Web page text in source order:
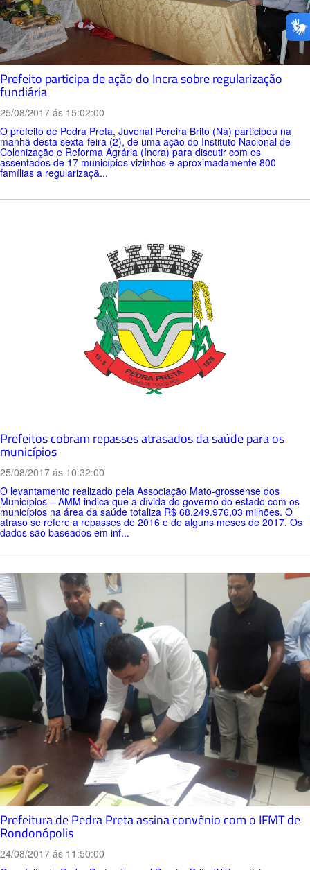
Prefeito participa de ação do Incra sobre regularização
fundiária
25/08/2017 ás 15:02:00
O prefeito de Pedra Preta, Juvenal Pereira Brito (Ná) participou na
manhã desta sexta-feira (2), de uma ação do Instituto Nacional de
Colonização e Reforma Agrária (Incra) para discutir com os
assentados de 17 municípios vizinhos e aproximadamente 800
famílias a regularizaç&...
Prefeitos cobram repasses atrasados da saúde para os
municípios
25/08/2017 ás 10:32:00
O levantamento realizado pela Associação Mato-grossense dos
Municípios – AMM indica que a dívida do governo do estado com os
municípios na área da saúde totaliza R$ 68.249.976,03 milhões. O
atraso se refere a repasses de 2016 e de alguns meses de 2017. Os
dados são baseados em inf...
Prefeitura de Pedra Preta assina convênio com o IFMT de
Rondonópolis
24/08/2017 ás 11:50:00